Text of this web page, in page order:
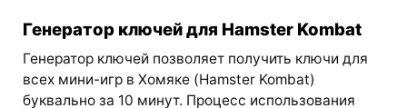
Генератор ключей для Hamster Kombat
Генератор ключей позволяет получить ключи для
всех мини-игр в Хомяке (Hamster Kombat)
буквально за 10 минут. Процесс использования